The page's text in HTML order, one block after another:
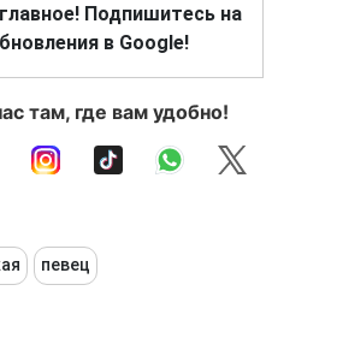
Подпишитесь на
в Google!
там, где вам удобно!
певец